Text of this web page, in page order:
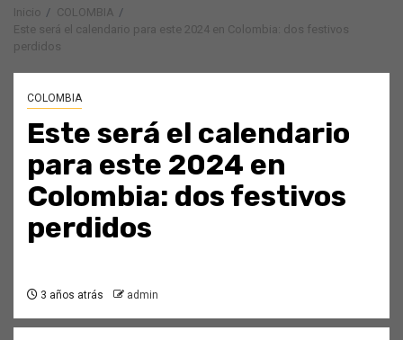
Inicio
COLOMBIA
Este será el calendario para este 2024 en Colombia: dos festivos
perdidos
COLOMBIA
Este será el calendario
para este 2024 en
Colombia: dos festivos
perdidos
3 años atrás admin